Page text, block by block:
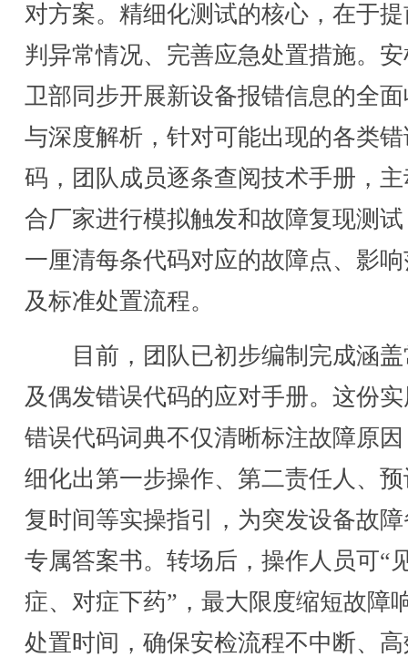
对方案。精细化测试的核心，在于
判异常情况、完善应急处置措施。
卫部同步开展新设备报错信息的全
与深度解析，针对可能出现的各类
码，团队成员逐条查阅技术手册，
合厂家进行模拟触发和故障复现测
一厘清每条代码对应的故障点、影
及标准处置流程。
目前，团队已初步编制完成涵盖
及偶发错误代码的应对手册。这份
错误代码词典不仅清晰标注故障原
细化出第一步操作、第二责任人、
复时间等实操指引，为突发设备故
专属答案书。转场后，操作人员可“
症、对症下药”，最大限度缩短故障
处置时间，确保安检流程不中断、